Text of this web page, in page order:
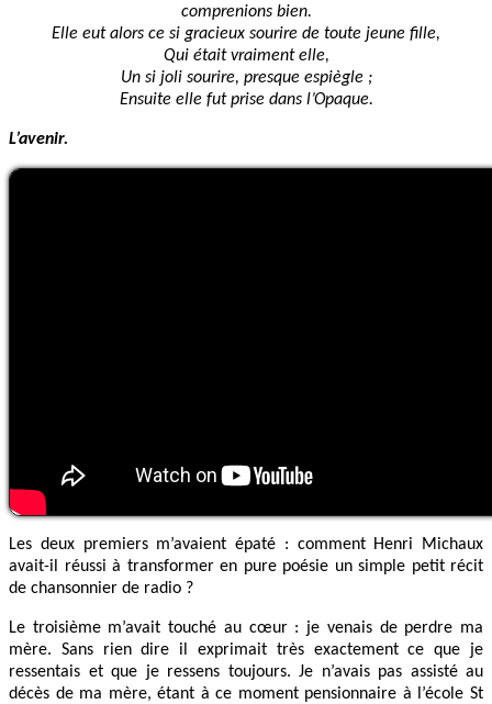
comprenions bien.
Elle eut alors ce si gracieux sourire de toute jeune fille,
Qui était vraiment elle,
Un si joli sourire, presque espiègle ;
Ensuite elle fut prise dans l’Opaque.
L’avenir.
Les deux premiers m’avaient épaté : comment Henri Michaux
avait-il réussi à transformer en pure poésie un simple petit récit
de chansonnier de radio ?
Le troisième m’avait touché au cœur : je venais de perdre ma
mère. Sans rien dire il exprimait très exactement ce que je
ressentais et que je ressens toujours. Je n’avais pas assisté au
décès de ma mère, étant à ce moment pensionnaire à l’école St